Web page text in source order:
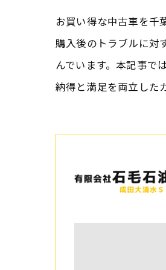
お買い得な中古車を千
購入後のトラブルに対
んでいます。本記事で
納得と満足を両立した